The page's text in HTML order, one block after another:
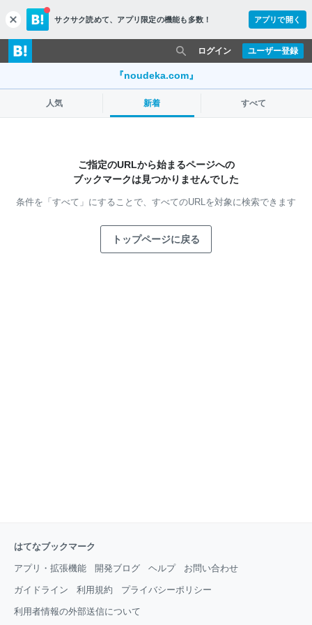
c
l
o
s
サクサク読めて、 アプリ限定の機能も多数！ アプリで開く
ユーザー登録
ログイン
『noudeka.com』
人気 新着 すべて
ご指定のURLから始まるページへの
ブックマークは見つかりませんでした
条件を「すべて」にすることで、 すべてのURLを対象に検索できます
トップページに戻る
はてなブックマーク
アプリ・拡張機能 開発ブログ ヘルプ お問い合わせ
ガイドライン 利用規約 プライバシーポリシー
利用者情報の外部送信について